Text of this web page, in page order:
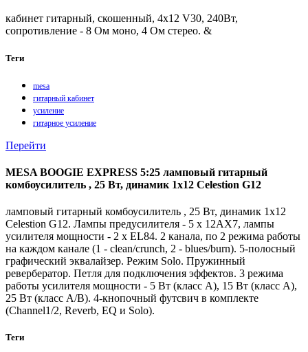
кабинет гитарный, скошенный, 4x12 V30, 240Вт,
сопротивление - 8 Ом моно, 4 Ом стерео. &
Теги
mesa
гитарный кабинет
усиление
гитарное усиление
Перейти
MESA BOOGIE EXPRESS 5:25 ламповый гитарный
комбоусилитель , 25 Вт, динамик 1x12 Celestion G12
ламповый гитарный комбоусилитель , 25 Вт, динамик 1x12
Celestion G12. Лампы предусилителя - 5 x 12AX7, лампы
усилителя мощности - 2 x EL84. 2 канала, по 2 режима работы
на каждом канале (1 - clean/crunch, 2 - blues/burn). 5-полосный
графический эквалайзер. Режим Solo. Пружинный
ревербератор. Петля для подключения эффектов. 3 режима
работы усилителя мощности - 5 Вт (класс А), 15 Вт (класс А),
25 Вт (класс A/B). 4-кнопочный футсвич в комплекте
(Channel1/2, Reverb, EQ и Solo).
Теги